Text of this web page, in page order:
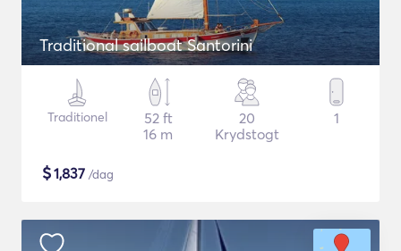
Traditional sailboat Santorini
Traditionel
52 ft
16 m
20
Krydstogt
1
$1,837 /dag